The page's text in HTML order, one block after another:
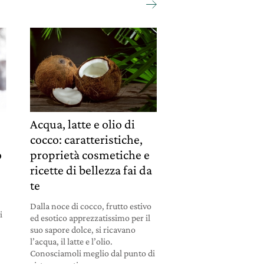
Acqua, latte e olio di
cocco: caratteristiche,
proprietà cosmetiche e
ricette di bellezza fai da
te
Dalla noce di cocco, frutto estivo
ed esotico apprezzatissimo per il
suo sapore dolce, si ricavano
l’acqua, il latte e l’olio.
Conosciamoli meglio dal punto di